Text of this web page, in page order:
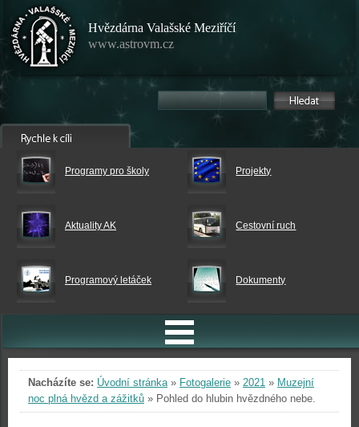
Hvězdárna Valašské Meziříčí
www.astrovm.cz
Programy pro školy Projekty
Aktuality AK Cestovní ruch
Programový letáček Dokumenty
Nacházíte se: Úvodní stránka» Fotogalerie » 2021 » Muzejní
noc plná hvězd a zážitků » Pohled do hlubin hvězdného nebe.